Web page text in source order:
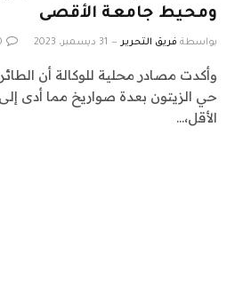
ومحيط جامعة الأقصى
بواسطة فريق التحرير 31 ديسمبر، 2023
وأكدت مصادر محلية للوكالة أن
الأقل،…